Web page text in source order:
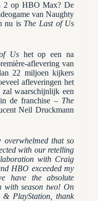
2 op HBO Max? De
van Naughty
nu is The Last of Us
Ushet op een na
aflevering van
22 miljoen kijkers
afleveringen het
waarschijnlijk een
de franchise – The
Neil Druckmann
overwhelmed that so
with our retelling
with Craig
HBO exceeded my
have the absolute
with season two! On
PlayStation, thank